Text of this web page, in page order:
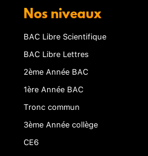
Nos niveaux
BAC Libre Scientifique
BAC Libre Lettres
2ème Année BAC
1ère Année BAC
Tronc commun
3ème Année collège
CE6